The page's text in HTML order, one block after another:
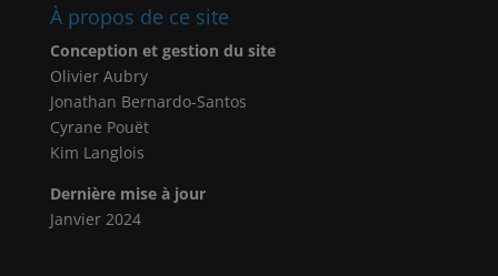
À propos de ce site
Conception et gestion du site
Olivier Aubry
Jonathan Bernardo-Santos
Cyrane Pouët
Kim Langlois
Dernière mise à jour
Janvier 2024